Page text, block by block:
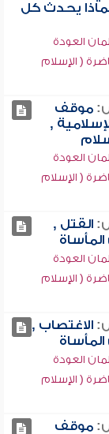
يحدث كل
العودة
( الإسلام
موقف
,
العودة
( الإسلام
القتل ,
العودة
( الإسلام
الاغتصاب ,
العودة
( الإسلام
موقف